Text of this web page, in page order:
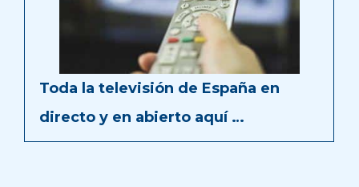
Toda la televisión de España en
directo y en abierto aquí …